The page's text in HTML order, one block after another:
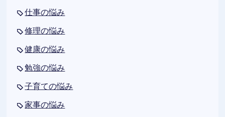
仕事の悩み
修理の悩み
健康の悩み
勉強の悩み
子育ての悩み
家事の悩み